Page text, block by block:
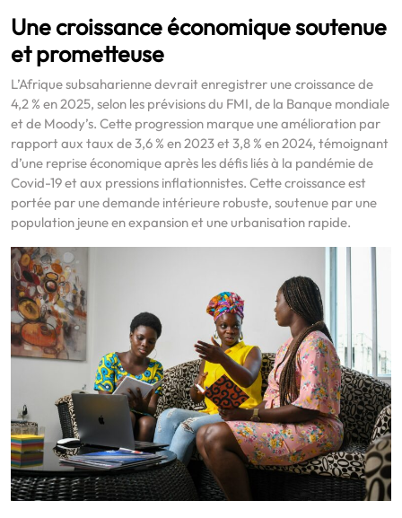
Une croissance économique soutenue
et prometteuse
L’Afrique subsaharienne devrait enregistrer une croissance de
4,2 % en 2025, selon les prévisions du FMI, de la Banque mondiale
et de Moody’s. Cette progression marque une amélioration par
rapport aux taux de 3,6 % en 2023 et 3,8 % en 2024, témoignant
d’une reprise économique après les défis liés à la pandémie de
Covid-19 et aux pressions inflationnistes. Cette croissance est
portée par une demande intérieure robuste, soutenue par une
population jeune en expansion et une urbanisation rapide.